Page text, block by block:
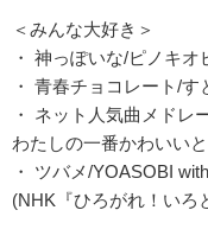
＜みんな大好き＞
・ 神っぽいな/ピノキオ
・ 青春チョコレート/す
・ ネット人気曲メドレ
わたしの一番かわいい
・ ツバメ/YOASOBI
(NHK『ひろがれ！いろ